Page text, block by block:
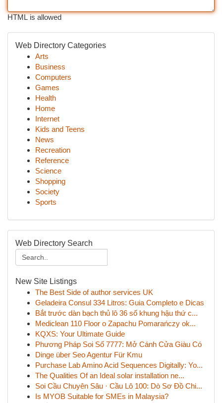
HTML is allowed
Web Directory Categories
Arts
Business
Computers
Games
Health
Home
Internet
Kids and Teens
News
Recreation
Reference
Science
Shopping
Society
Sports
Web Directory Search
New Site Listings
The Best Side of author services UK
Geladeira Consul 334 Litros: Guia Completo e Dicas
Bắt trước dàn bạch thủ lô 36 số khung hậu thứ c...
Mediclean 110 Floor o Zapachu Pomarańczy ok...
KQXS: Your Ultimate Guide
Phương Pháp Soi Số 7777: Mở Cánh Cửa Giàu Có
Dinge über Seo Agentur Für Kmu
Purchase Lab Amino Acid Sequences Digitally: Yo...
The Qualities Of an Ideal solar installation ne...
Soi Cầu Chuyên Sâu · Cầu Lô 100: Dò Sơ Đồ Chi...
Is MYOB Suitable for SMEs in Malaysia?